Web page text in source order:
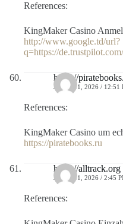
References:
KingMaker Casino
http://www.google.td/url?
q=https://
https://
JULIO 11, 2026 / 12:51
References:
KingMaker Casino um
https://piratebooks.ru
https://alltrack.org
JULIO 11, 2026 / 2:45
References: